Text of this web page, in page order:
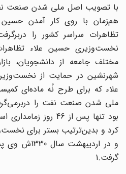
با تصویب اصل ملی شدن صنعت
هم‌زمان با روی کار آمدن حسین
تظاهرات سراسر کشور را
نخست‌وزیری حسین علاء
مختلف جامعه از دانشجویان،
شهرنشین در حمایت از
علاء که برای طرح نُه ماده‌ای
ملی شدن صنعت نفت را
بود تنها پس از 46 روز
کرد و بدین‌ترتیب بستر برای
و در اردیبهشت
گرفت.1